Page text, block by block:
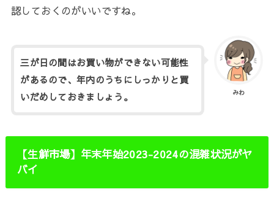
認しておくのがいいですね。
みわ
三が日の間はお買い物ができない可能性
があるので、年内のうちにしっかりと買
いだめしておきましょう。
【生鮮市場】年末年始2023-2024の混雑状況がヤ
バイ